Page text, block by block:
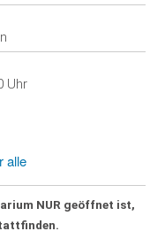
Uhr
alle
NUR geöffnet ist,